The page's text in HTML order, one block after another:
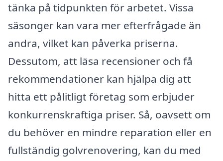
tänka på tidpunkten för arbetet. Vissa
säsonger kan vara mer efterfrågade än
andra, vilket kan påverka priserna.
Dessutom, att läsa recensioner och få
rekommendationer kan hjälpa dig att
hitta ett pålitligt företag som erbjuder
konkurrenskraftiga priser. Så, oavsett om
du behöver en mindre reparation eller en
fullständig golvrenovering, kan du med